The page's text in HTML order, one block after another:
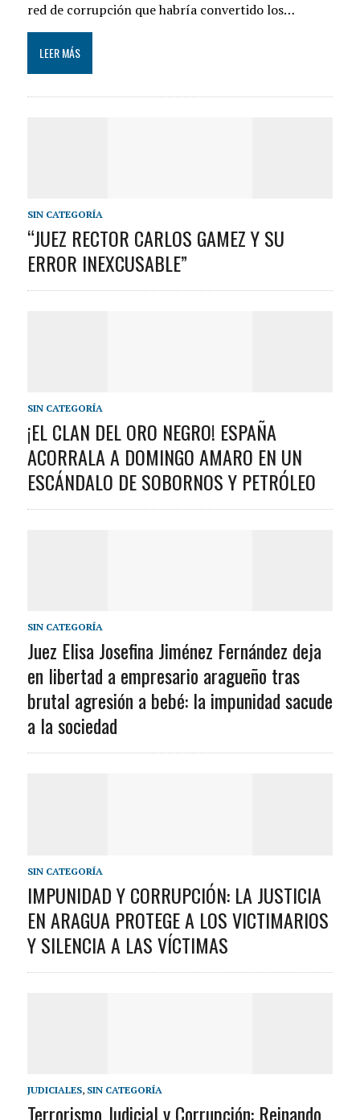
red de corrupción que habría convertido los…
LEER MÁS
SIN CATEGORÍA
“JUEZ RECTOR CARLOS GAMEZ Y SU
ERROR INEXCUSABLE”
SIN CATEGORÍA
¡EL CLAN DEL ORO NEGRO! ESPAÑA
ACORRALA A DOMINGO AMARO EN UN
ESCÁNDALO DE SOBORNOS Y PETRÓLEO
SIN CATEGORÍA
Juez Elisa Josefina Jiménez Fernández deja
en libertad a empresario aragueño tras
brutal agresión a bebé: la impunidad sacude
a la sociedad
SIN CATEGORÍA
IMPUNIDAD Y CORRUPCIÓN: LA JUSTICIA
EN ARAGUA PROTEGE A LOS VICTIMARIOS
Y SILENCIA A LAS VÍCTIMAS
JUDICIALES, SIN CATEGORÍA
Terrorismo Judicial y Corrupción: Reinando